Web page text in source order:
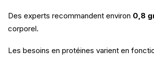
Des experts recommandent environ 0,8
corporel.
Les besoins en protéines varient en